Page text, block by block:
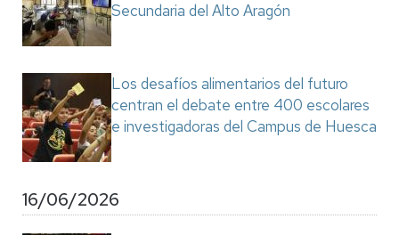
Secundaria del Alto Aragón
Los desafíos alimentarios del futuro
centran el debate entre 400 escolares
e investigadoras del Campus de Huesca
16/06/2026